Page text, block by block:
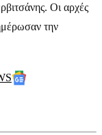
Οι αρχές
την